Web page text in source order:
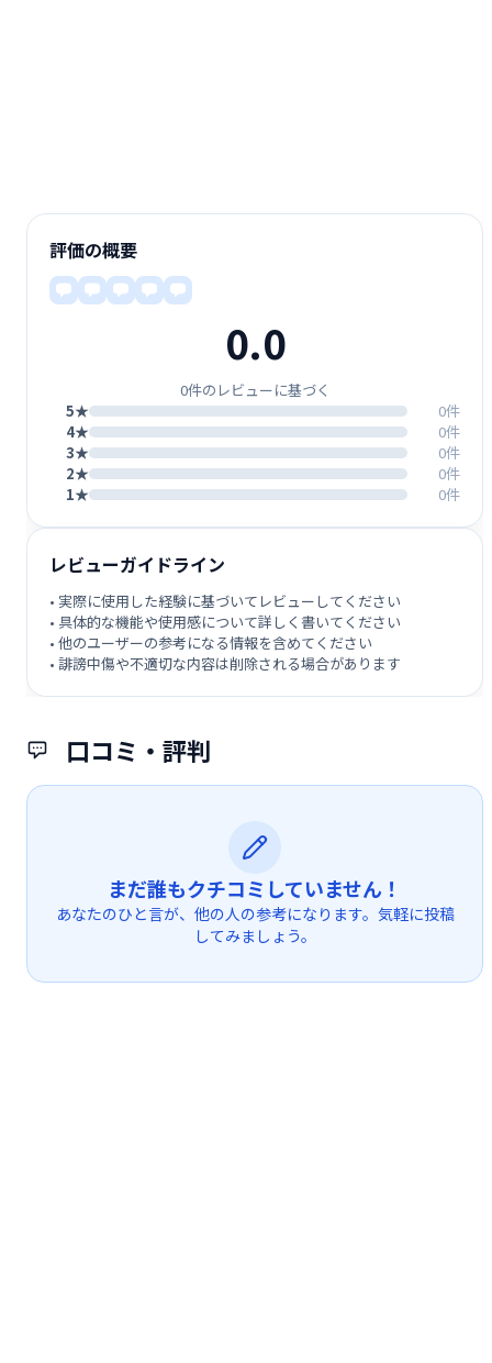
口コミ・評判
まだ誰もクチコミしていません！
あなたのひと言が、他の人の参考になります。気軽に投稿
してみましょう。
評価の概要
0.0
0件のレビューに基づく
5★
0件
4★
0件
3★
0件
2★
0件
1★
0件
レビューガイドライン
• 実際に使用した経験に基づいてレビューしてください
• 具体的な機能や使用感について詳しく書いてください
• 他のユーザーの参考になる情報を含めてください
• 誹謗中傷や不適切な内容は削除される場合があります